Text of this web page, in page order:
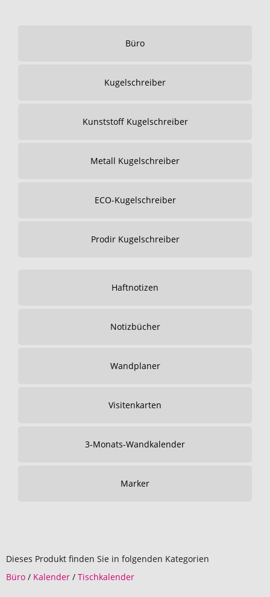
Büro
Kugelschreiber
Kunststoff Kugelschreiber
Metall Kugelschreiber
ECO-Kugelschreiber
Prodir Kugelschreiber
Haftnotizen
Notizbücher
Wandplaner
Visitenkarten
3-Monats-Wandkalender
Marker
Dieses Produkt finden Sie in folgenden Kategorien
Büro / Kalender / Tischkalender